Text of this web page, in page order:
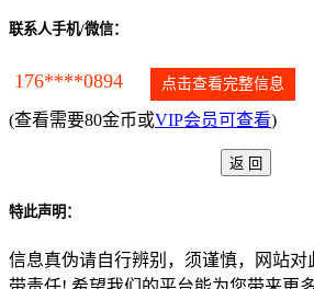
联系人手机/微信：
176****0894 点击查看完整信息
(查看需要80金币或VIP会员可查看)
特此声明：
信息真伪请自行辨别，须谨慎，网站